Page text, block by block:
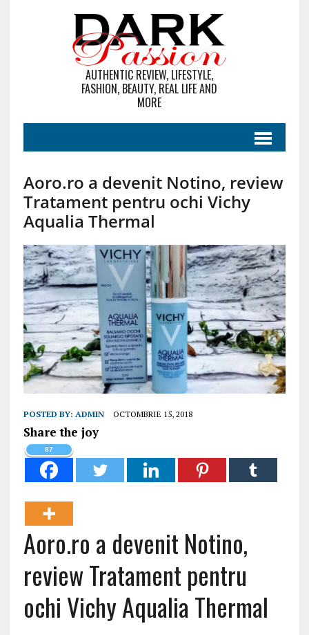
AUTHENTIC REVIEW, LIFESTYLE,
FASHION, BEAUTY, REAL LIFE AND
MORE
Aoro.ro a devenit Notino, review
Tratament pentru ochi Vichy
Aqualia Thermal
POSTED BY: ADMIN OCTOMBRIE 15, 2018
Share the joy
87
Aoro.ro a devenit Notino,
review Tratament pentru
ochi Vichy Aqualia Thermal